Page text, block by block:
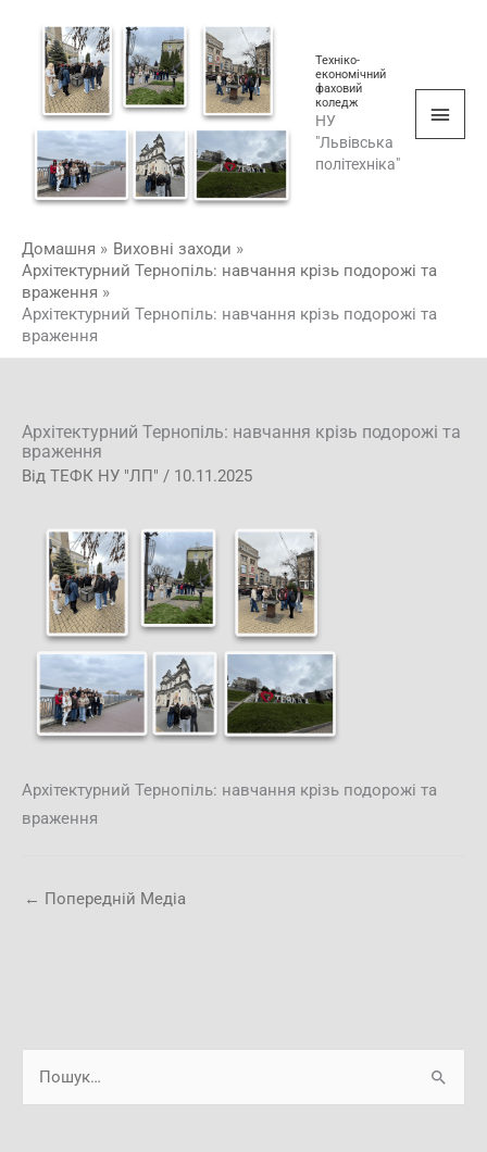
вмісту
Техніко-
економічний
фаховий
коледж
НУ
"Львівська
політехніка"
Домашня
Виховні заходи
Архітектурний Тернопіль: навчання крізь подорожі та
враження
Архітектурний Тернопіль: навчання крізь подорожі та
враження
Архітектурний Тернопіль: навчання крізь подорожі та
враження
Від ТЕФК НУ "ЛП" / 10.11.2025
Архітектурний Тернопіль: навчання крізь подорожі та
враження
← Попередній Медіа